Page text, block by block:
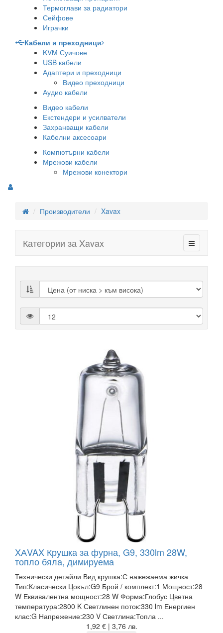
Термоглави за радиатори
Сейфове
Играчки
Кабели и преходници
KVM Суичове
USB кабели
Адаптери и преходници
Видео преходници
Аудио кабели
Видео кабели
Екстендери и усилватели
Захранващи кабели
Кабелни аксесоари
Компютърни кабели
Мрежови кабели
Мрежови конектори
Производители Xavax
Категории за Xavax
XАVAX Крушка за фурна, G9, 330lm 28W,
топло бяла, димируема
Технически детайли Вид крушка:С нажежаема жичка
Тип:Класически Цокъл:G9 Брой / комплект:1 Мощност:28
W Еквивалентна мощност:28 W Форма:Глобус Цветна
температура:2800 K Светлинен поток:330 lm Енергиен
клас:G Напрежение:230 V Светлина:Топла ...
1,92 € | 3,76 лв.